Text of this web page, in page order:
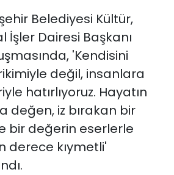
Belediyesi Kültür,
İşler Dairesi Başkanı
'Kendisini
değil, insanlara
hatırlıyoruz. Hayatın
değen, iz bırakan bir
bir değerin eserlerle
derece kıymetli'